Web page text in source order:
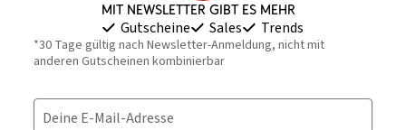
Mit Newsletter gibt es mehr
Gutscheine Sales Trends
*30 Tage gültig nach Newsletter-Anmeldung, nicht mit
anderen Gutscheinen kombinierbar
Deine E-Mail-Adresse